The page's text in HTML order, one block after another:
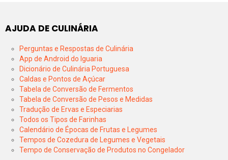
AJUDA DE CULINÁRIA
Perguntas e Respostas de Culinária
App de Android do Iguaria
Dicionário de Culinária Portuguesa
Caldas e Pontos de Açúcar
Tabela de Conversão de Fermentos
Tabela de Conversão de Pesos e Medidas
Tradução de Ervas e Especiarias
Todos os Tipos de Farinhas
Calendário de Épocas de Frutas e Legumes
Tempos de Cozedura de Legumes e Vegetais
Tempo de Conservação de Produtos no Congelador